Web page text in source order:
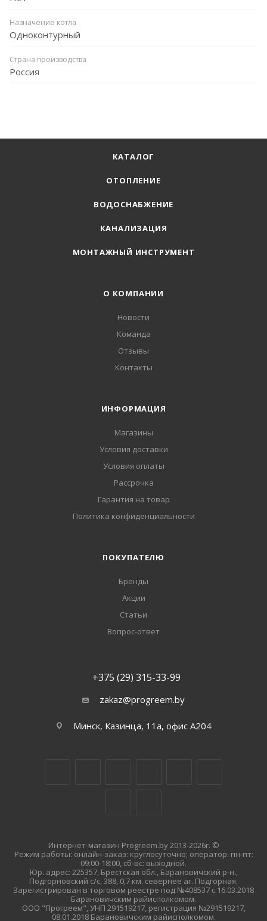
Назначение котла
Одноконтурный
Страна производства
Россия
КАТАЛОГ
ОТОПЛЕНИЕ
ВОДОСНАБЖЕНИЕ
КАНАЛИЗАЦИЯ
МОНТАЖНЫЙ ИНСТРУМЕНТ
О КОМПАНИИ
Новости
Команда
Отзывы
Контакты
ИНФОРМАЦИЯ
Магазины
Условия доставки
Условия оплаты
Рассрочка
Гарантия на товар
Политика конфиденциальности
ПОКУПАТЕЛЮ
Бренды
Акции
Статьи
Вопрос-ответ
+375 (29) 315-33-99
zakaz@progreem.by
Минск, Казинца, 11а, офис А204
Интернет-магазин Progreem.by 2013-2026г. ©
Режим работы: онлайн-заказ: круглосуточно; оператор: пн-пт:
09:00-18:00, сб-вс: выходной.
Юр. адрес: 225357, Брестская обл., Барановичский р-н.,
Подгорновский с/с, 388, 0,7 км. севернее аг. Подгорная.
Зарегистрирован в торговом реестре под №408537 с 16.03.2018
Барановичским райисполкомом.
ООО "Прогреем", УНП 291519217, регистрация №291519217,
08.01.2018 Барановичским райисполкомом.